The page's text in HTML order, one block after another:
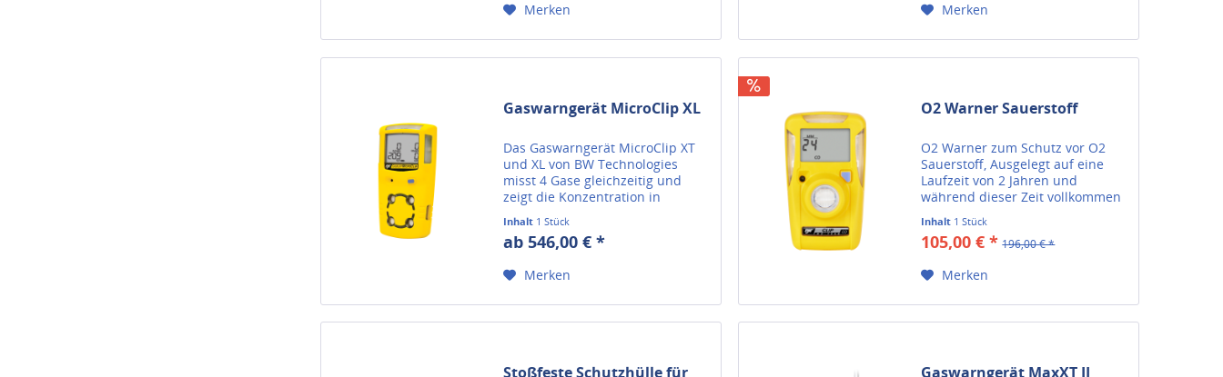
Merken Merken
Gaswarngerät MicroClip XL
Das Gaswarngerät MicroClip XT
und XL von BW Technologies
misst 4 Gase gleichzeitig und
zeigt die Konzentration in
Inhalt 1 Stück
ab 546,00 € *
Merken
O2 Warner Sauerstoff
O2 Warner zum Schutz vor O2
Sauerstoff, Ausgelegt auf eine
Laufzeit von 2 Jahren und
während dieser Zeit vollkommen
Inhalt 1 Stück
105,00 € * 196,00 € *
Merken
Stoßfeste Schutzhülle für
Gaswarngerät MaxXT II